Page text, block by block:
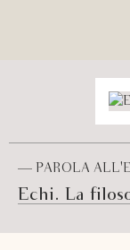
— PAROLA
Echi. La